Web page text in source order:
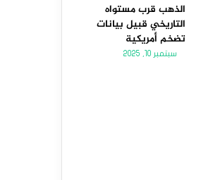
الذهب قرب مستواه
التاريخي قبيل بيانات
تضخم أمريكية
سبتمبر 10, 2025